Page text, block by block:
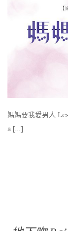
媽媽要我愛男人
a […]